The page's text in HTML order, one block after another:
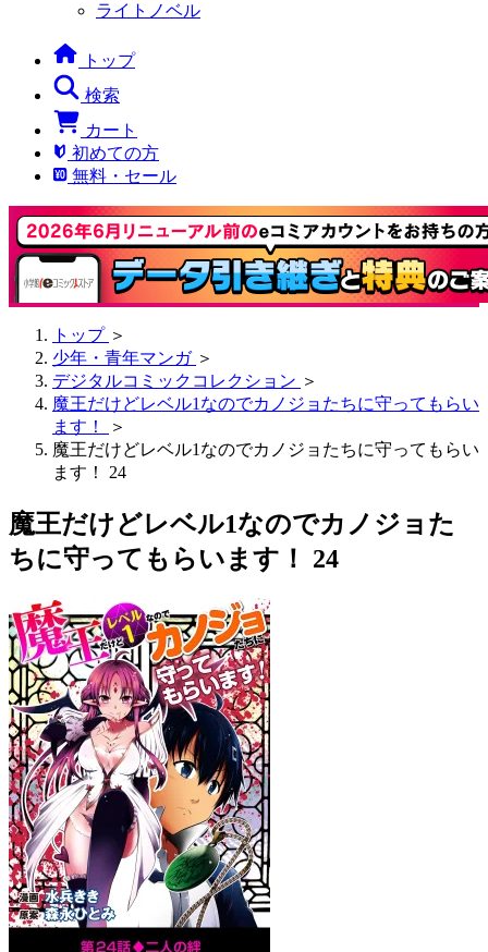
ライトノベル
トップ
検索
カート
初めての方
無料・セール
トップ ＞
少年・青年マンガ ＞
デジタルコミックコレクション ＞
魔王だけどレベル1なのでカノジョたちに守ってもらい
ます！
＞
魔王だけどレベル1なのでカノジョたちに守ってもらい
ます！ 24
魔王だけどレベル1なのでカノジョた
ちに守ってもらいます！ 24